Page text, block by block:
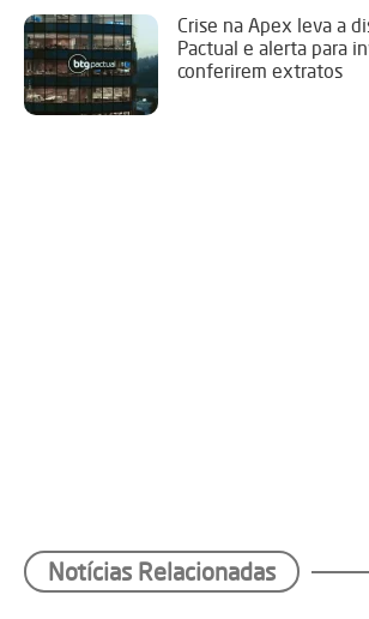
Crise na Apex leva a
Pactual e alerta para
conferirem extratos
Notícias Relacionadas